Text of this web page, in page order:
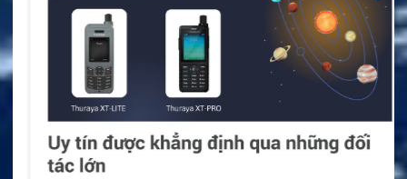
Loa công suất 1 W cung cấp âm thanh rõ và lớn. Công
nghệ xử lý âm thanh tối ưu theo phụ kiện đang kết nối.
Bộ Đàm Công Nghiệp Entel DT925 DTEx DMR
Digital
Bộ Đàm Kỹ Thuật Số VHF Motorola DP2600